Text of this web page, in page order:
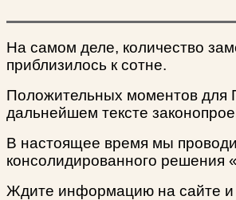
На самом деле, количество
приблизилось к сотне.
Положительных моментов для
дальнейшем тексте
В настоящее время мы
консолидированного решения
Ждите информацию на сайте и